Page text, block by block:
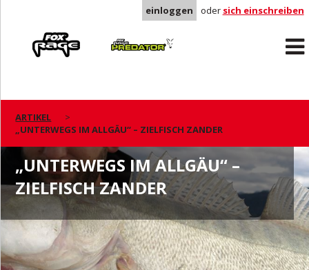
einloggen oder sich einschreiben
Predator
ARTIKEL
„UNTERWEGS IM ALLGÄU“ – ZIELFISCH ZANDER
„UNTERWEGS IM ALLGÄU“ –
ZIELFISCH ZANDER